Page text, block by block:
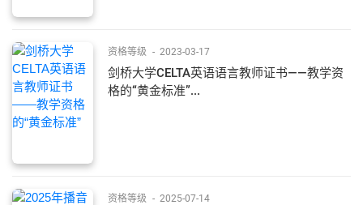
资格等级 - 2023-03-17
剑桥大学CELTA英语语言教师证书——教学资
格的“黄金标准”...
资格等级 - 2025-07-14